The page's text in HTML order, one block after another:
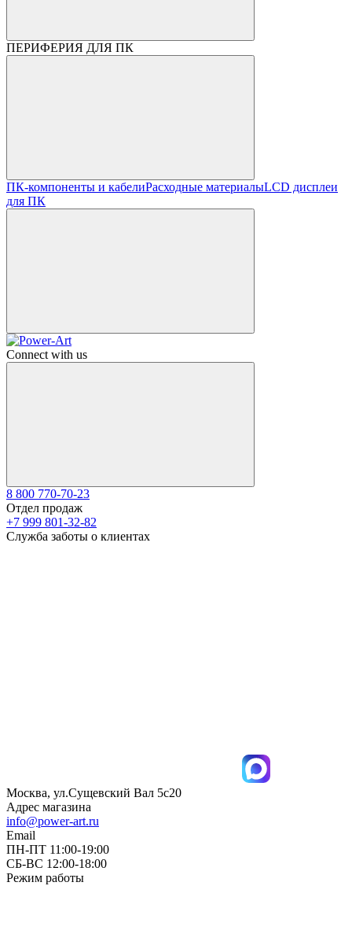
ПЕРИФЕРИЯ ДЛЯ ПК
ПК-компоненты и кабелиРасходные материалыLCD дисплеи
для ПК
Connect with us
8 800 770-70-23
Отдел продаж
+7 999 801-32-82
Служба заботы о клиентах
Москва, ул.Сущевский Вал 5с20
Адрес магазина
info@power-art.ru
Email
ПН-ПТ 11:00-19:00
СБ-ВС 12:00-18:00
Режим работы